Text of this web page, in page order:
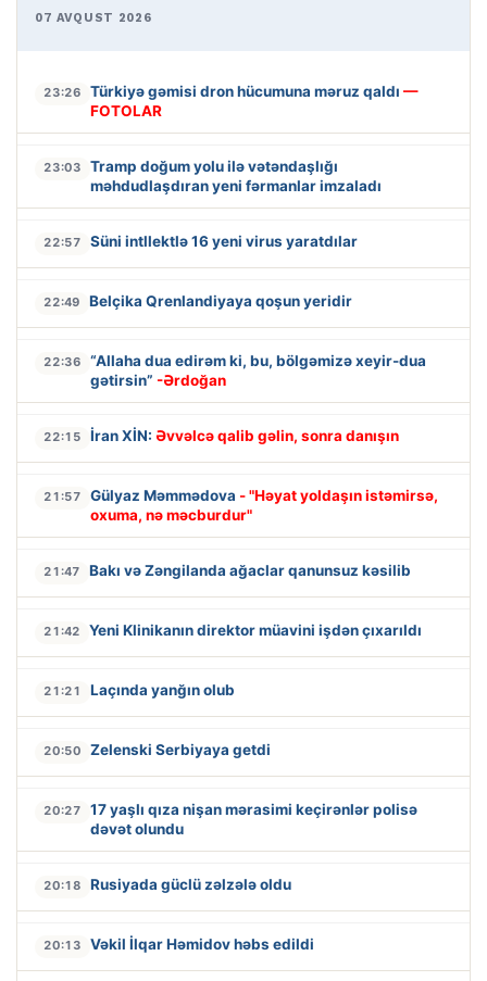
07 AVQUST 2026
23:26 Türkiyə gəmisi dron hücumuna məruz qaldı —
FOTOLAR
23:03
Tramp doğum yolu ilə vətəndaşlığı
məhdudlaşdıran yeni fərmanlar imzaladı
22:57 Süni intllektlə 16 yeni virus yaratdılar
22:49 Belçika Qrenlandiyaya qoşun yeridir
22:36
“Allaha dua edirəm ki, bu, bölgəmizə xeyir-dua
gətirsin” -Ərdoğan
22:15 İran XİN: Əvvəlcə qalib gəlin, sonra danışın
21:57 Gülyaz Məmmədova - "Həyat yoldaşın istəmirsə,
oxuma, nə məcburdur"
21:47 Bakı və Zəngilanda ağaclar qanunsuz kəsilib
21:42 Yeni Klinikanın direktor müavini işdən çıxarıldı
21:21 Laçında yanğın olub
20:50 Zelenski Serbiyaya getdi
20:27
17 yaşlı qıza nişan mərasimi keçirənlər polisə
dəvət olundu
20:18 Rusiyada güclü zəlzələ oldu
20:13 Vəkil İlqar Həmidov həbs edildi